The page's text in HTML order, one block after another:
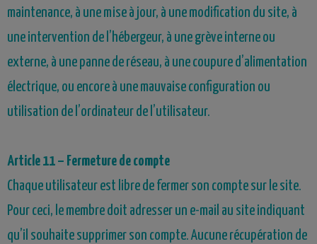
maintenance, à une mise à jour, à une modification du site, à
une intervention de l’hébergeur, à une grève interne ou
externe, à une panne de réseau, à une coupure d’alimentation
électrique, ou encore à une mauvaise configuration ou
utilisation de l’ordinateur de l’utilisateur.
Article 11 – Fermeture de compte
Chaque utilisateur est libre de fermer son compte sur le site.
Pour ceci, le membre doit adresser un e-mail au site indiquant
qu’il souhaite supprimer son compte. Aucune récupération de